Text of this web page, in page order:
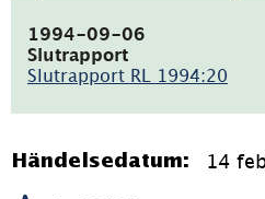
1994-09-06
Slutrapport
Slutrapport RL 1994:20
36.6kB)
Händelsedatum: 14